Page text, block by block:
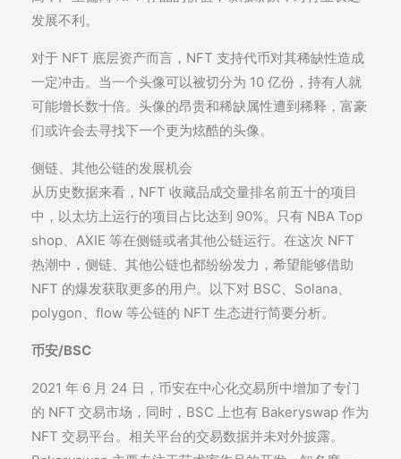
发展不利。
对于 NFT 底层资产而言，NFT 支持代币对其稀缺性造成
一定冲击。当一个头像可以被切分为 10 亿份，持有人就
可能增长数十倍。头像的昂贵和稀缺属性遭到稀释，富豪
们或许会去寻找下一个更为炫酷的头像。
侧链、其他公链的发展机会
从历史数据来看，NFT 收藏品成交量排名前五十的项目
中，以太坊上运行的项目占比达到 90%。只有 NBA Top
shop、AXIE 等在侧链或者其他公链运行。在这次 NFT
热潮中，侧链、其他公链也都纷纷发力，希望能够借助
NFT 的爆发获取更多的用户。以下对 BSC、Solana、
polygon、flow 等公链的 NFT 生态进行简要分析。
币安/BSC
2021 年 6 月 24 日，币安在中心化交易所中增加了专门
的 NFT 交易市场，同时，BSC 上也有 Bakeryswap 作为
NFT 交易平台。相关平台的交易数据并未对外披露。